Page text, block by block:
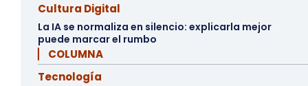
Cultura Digital
La IA se normaliza en silencio: explicarla mejor
puede marcar el rumbo
▏ COLUMNA
Tecnología